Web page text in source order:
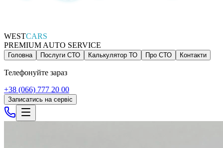
WESTCARS
PREMIUM AUTO SERVICE
Головна Послуги СТО Калькулятор ТО Про СТО Контакти
Телефонуйте зараз
+38 (066) 777 20 00
Записатись на сервіс